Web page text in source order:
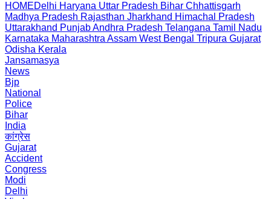
HOMEDelhi Haryana Uttar Pradesh Bihar Chhattisgarh
Madhya Pradesh Rajasthan Jharkhand Himachal Pradesh
Uttarakhand PunjabAndhra Pradesh Telangana Tamil Nadu
Karnataka Maharashtra Assam West Bengal Tripura Gujarat
Odisha Kerala
Jansamasya
News
Bjp
National
Police
Bihar
India
कांग्रेस
Gujarat
Accident
Congress
Modi
Delhi